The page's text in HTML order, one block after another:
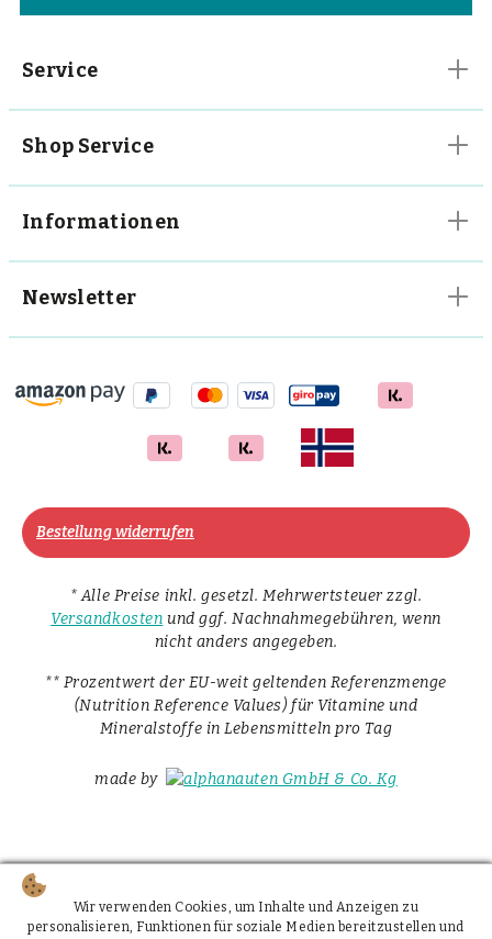
Vitamine
Service
Shop Service
Informationen
Newsletter
Bestellung widerrufen
* Alle Preise inkl. gesetzl. Mehrwertsteuer zzgl.
Versandkosten und ggf. Nachnahmegebühren, wenn
nicht anders angegeben.
** Prozentwert der EU-weit geltenden Referenzmenge
(Nutrition Reference Values) für Vitamine und
Mineralstoffe in Lebensmitteln pro Tag
made by
Wir verwenden Cookies, um Inhalte und Anzeigen zu
personalisieren, Funktionen für soziale Medien bereitzustellen und